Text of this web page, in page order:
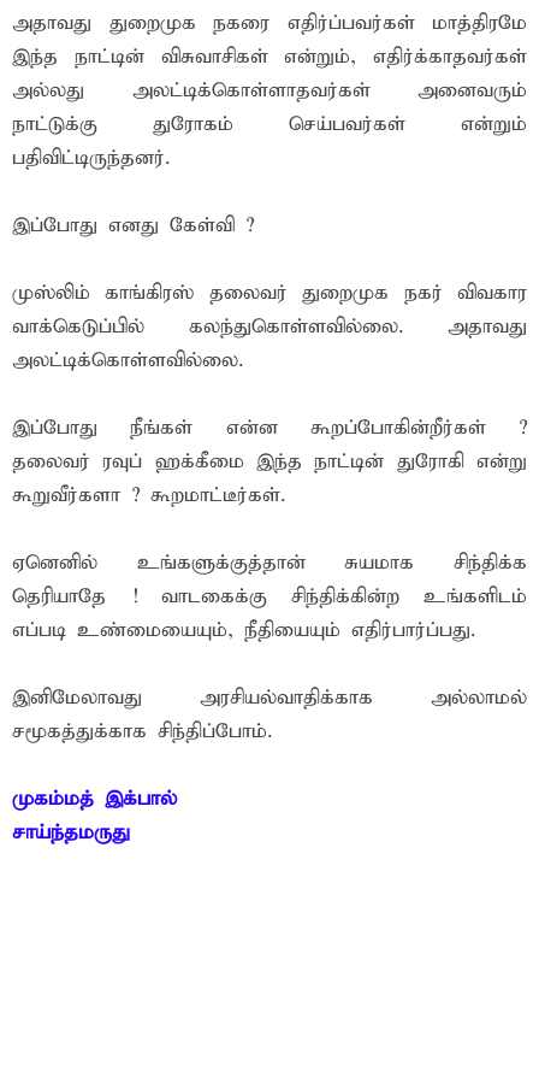
அதாவது துறைமுக நகரை எதிர்ப்பவர்கள் மாத்திரமே
இந்த நாட்டின் விசுவாசிகள் என்றும், எதிர்க்காதவர்கள்
அல்லது அலட்டிக்கொள்ளாதவர்கள் அனைவரும்
நாட்டுக்கு துரோகம் செய்பவர்கள் என்றும்
பதிவிட்டிருந்தனர்.
இப்போது எனது கேள்வி ?
முஸ்லிம் காங்கிரஸ் தலைவர் துறைமுக நகர் விவகார
வாக்கெடுப்பில் கலந்துகொள்ளவில்லை. அதாவது
அலட்டிக்கொள்ளவில்லை.
இப்போது நீங்கள் என்ன கூறப்போகின்றீர்கள் ?
தலைவர் ரவுப் ஹக்கீமை இந்த நாட்டின் துரோகி என்று
கூறுவீர்களா ? கூறமாட்டீர்கள்.
ஏனெனில் உங்களுக்குத்தான் சுயமாக சிந்திக்க
தெரியாதே ! வாடகைக்கு சிந்திக்கின்ற உங்களிடம்
எப்படி உண்மையையும், நீதியையும் எதிர்பார்ப்பது.
இனிமேலாவது அரசியல்வாதிக்காக அல்லாமல்
சமூகத்துக்காக சிந்திப்போம்.
முகம்மத் இக்பால்
சாய்ந்தமருது